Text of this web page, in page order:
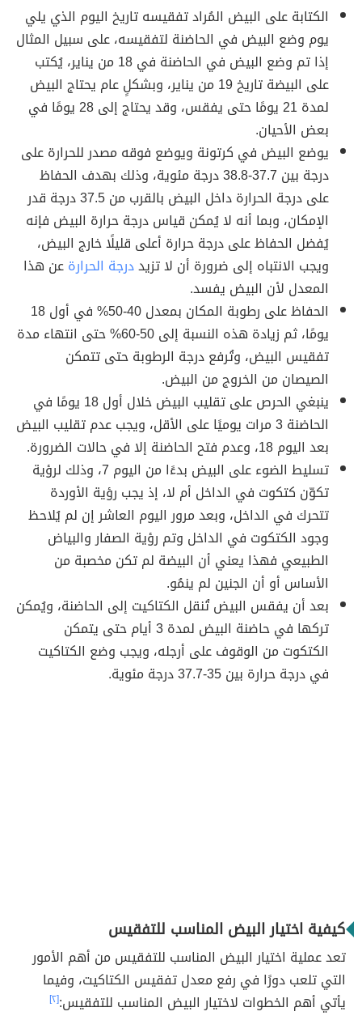
الكتابة على البيض المُراد تفقيسه تاريخ اليوم الذي يلي
يوم وضع البيض في الحاضنة لتفقيسه، على سبيل المثال
إذا تم وضع البيض في الحاضنة في 18 من يناير، يُكتب
على البيضة تاريخ 19 من يناير، وبشكلٍ عام يحتاج البيض
لمدة 21 يومًا حتى يفقس، وقد يحتاج إلى 28 يومًا في
بعض الأحيان.
يوضع البيض في كرتونة ويوضع فوقه مصدر للحرارة على
درجة بين 37.7-38.8 درجة مئوية، وذلك بهدف الحفاظ
على درجة الحرارة داخل البيض بالقرب من 37.5 درجة قدر
الإمكان، وبما أنه لا يُمكن قياس درجة حرارة البيض فإنه
يُفضل الحفاظ على درجة حرارة أعلى قليلًا خارج البيض،
ويجب الانتباه إلى ضرورة أن لا تزيددرجة الحرارةعن هذا
المعدل لأن البيض يفسد.
الحفاظ على رطوبة المكان بمعدل 40-50% في أول 18
يومًا، ثم زيادة هذه النسبة إلى 50-60% حتى انتهاء مدة
تفقيس البيض، وتُرفع درجة الرطوبة حتى تتمكن
الصيصان من الخروج من البيض.
ينبغي الحرص على تقليب البيض خلال أول 18 يومًا في
الحاضنة 3 مرات يوميًا على الأقل، ويجب عدم تقليب البيض
بعد اليوم 18، وعدم فتح الحاضنة إلا في حالات الضرورة.
تسليط الضوء على البيض بدءًا من اليوم 7، وذلك لرؤية
تكوّن كتكوت في الداخل أم لا، إذ يجب رؤية الأوردة
تتحرك في الداخل، وبعد مرور اليوم العاشر إن لم يُلاحظ
وجود الكتكوت في الداخل وتم رؤية الصفار والبياض
الطبيعي فهذا يعني أن البيضة لم تكن مخصبة من
الأساس أو أن الجنين لم ينمُو.
بعد أن يفقس البيض تُنقل الكتاكيت إلى الحاضنة، ويُمكن
تركها في حاضنة البيض لمدة 3 أيام حتى يتمكن
الكتكوت من الوقوف على أرجله، ويجب وضع الكتاكيت
في درجة حرارة بين 35-37.7 درجة مئوية.
كيفية اختيار البيض المناسب للتفقيس
تعد عملية اختيار البيض المناسب للتفقيس من أهم الأمور
التي تلعب دورًا في رفع معدل تفقيس الكتاكيت، وفيما
يأتي أهم الخطوات لاختيار البيض المناسب للتفقيس:[٢]